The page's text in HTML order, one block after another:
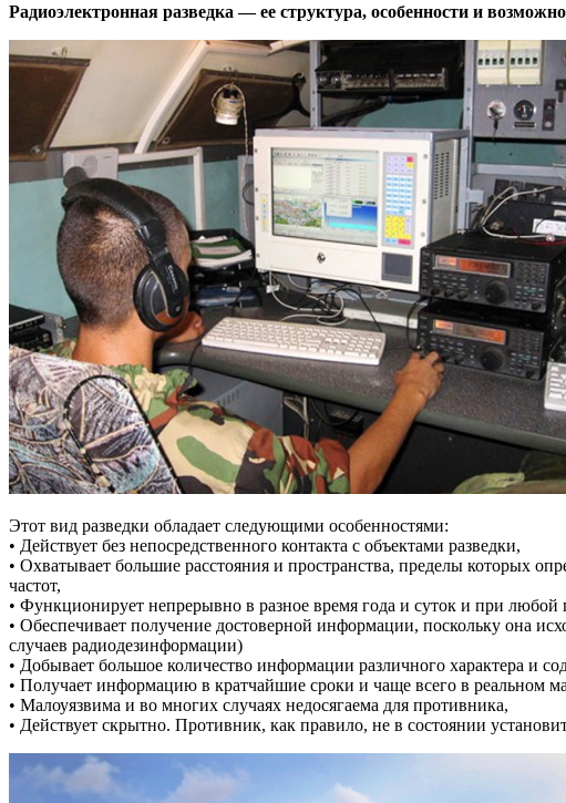
Радиоэлектронная разведка — ее структура, особенности и
Этот вид разведки обладает следующими особенностями:
• Действует без непосредственного контакта с объектами разведки,
• Охватывает большие расстояния и пространства, пределы которых
частот,
• Функционирует непрерывно в разное время года и суток и при любой
• Обеспечивает получение достоверной информации, поскольку она
случаев радиодезинформации)
• Добывает большое количество информации различного характера и
• Получает информацию в кратчайшие сроки и чаще всего в реальном
• Малоуязвима и во многих случаях недосягаема для противника,
• Действует скрытно. Противник, как правило, не в состоянии